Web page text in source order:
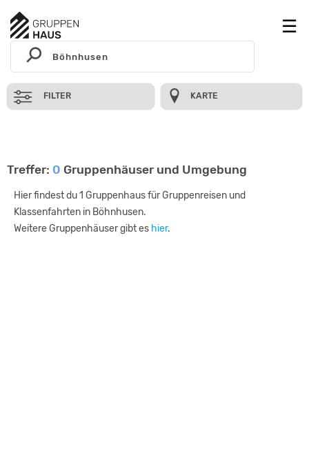
FILTER KARTE
Treffer: 0 Gruppenhäuser und Umgebung
Hier findest du 1 Gruppenhaus für Gruppenreisen und
Klassenfahrten in Böhnhusen.
Weitere Gruppenhäuser gibt es hier.